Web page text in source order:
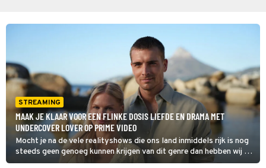
STREAMING
MAAK JE KLAAR VOOR EEN FLINKE DOSIS LIEFDE EN DRAMA MET
UNDERCOVER LOVER OP PRIME VIDEO
Mocht je na de vele realityshows die ons land inmiddels rijk is nog
steeds geen genoeg kunnen krijgen van dit genre dan hebben wij de
perfecte kijktip voor je.